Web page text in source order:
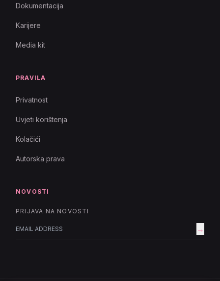
Dokumentacija
Karijere
Media kit
PRAVILA
Privatnost
Uvjeti korištenja
Kolačići
Autorska prava
NOVOSTI
PRIJAVA NA NOVOSTI
→